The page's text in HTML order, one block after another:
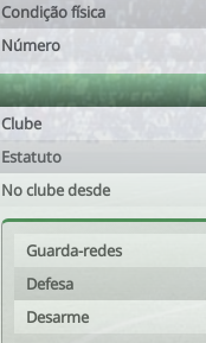
Condição física
Número
Clube
Estatuto
No clube desde
Guarda-redes
Defesa
Desarme